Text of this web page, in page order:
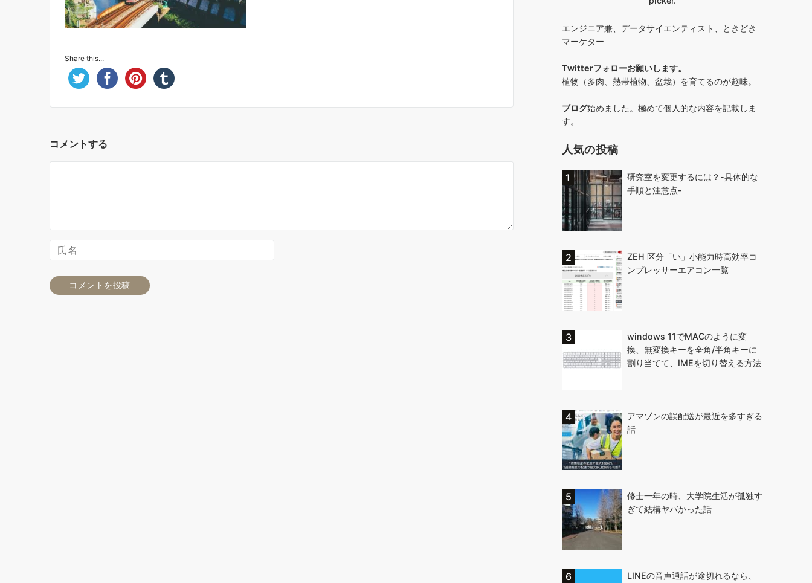
Share this...
コメントする
エンジニア兼、データサイエンティスト、ときどき
マーケター
Twitterフォローお願いします。
植物（多肉、熱帯植物、盆栽）を育てるのが趣味。
ブログ始めました。極めて個人的な内容を記載しま
す。
人気の投稿
研究室を変更するには？-具体的な
手順と注意点-
ZEH 区分「い」小能力時高効率コ
ンプレッサーエアコン一覧
windows 11でMACのように変
換、無変換キーを全角/半角キーに
割り当てて、IMEを切り替える方法
アマゾンの誤配送が最近を多すぎる
話
修士一年の時、大学院生活が孤独す
ぎて結構ヤバかった話
LINEの音声通話が途切れるなら、